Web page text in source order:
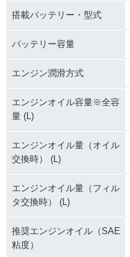
搭載バッテリー・型式
バッテリー容量
エンジン潤滑方式
エンジンオイル容量※全容
量 (L)
エンジンオイル量（オイル
交換時） (L)
エンジンオイル量（フィル
タ交換時） (L)
推奨エンジンオイル（SAE
粘度）